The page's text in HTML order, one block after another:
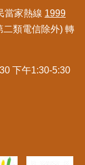
當家熱線 1999
二類電信除外) 轉
下午1:30-5:30